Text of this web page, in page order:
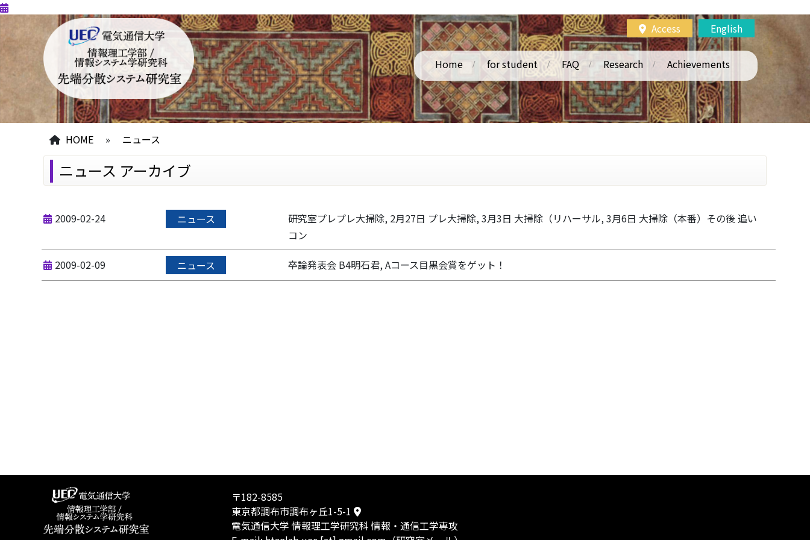
English
Access
Home for student FAQ Research Achievements
HOME » ニュース
ニュース アーカイブ
2009-02-24 ニュース
研究室プレプレ大掃除, 2月27日 プレ大掃除, 3月3日 大掃除（リハーサル, 3月6日 大掃除（本番）その後 追い
コン
2009-02-09 ニュース 卒論発表会 B4明石君, Aコース目黒会賞をゲット！
〒182-8585
東京都調布市調布ヶ丘1-5-1
電気通信大学 情報理工学研究科 情報・通信工学専攻